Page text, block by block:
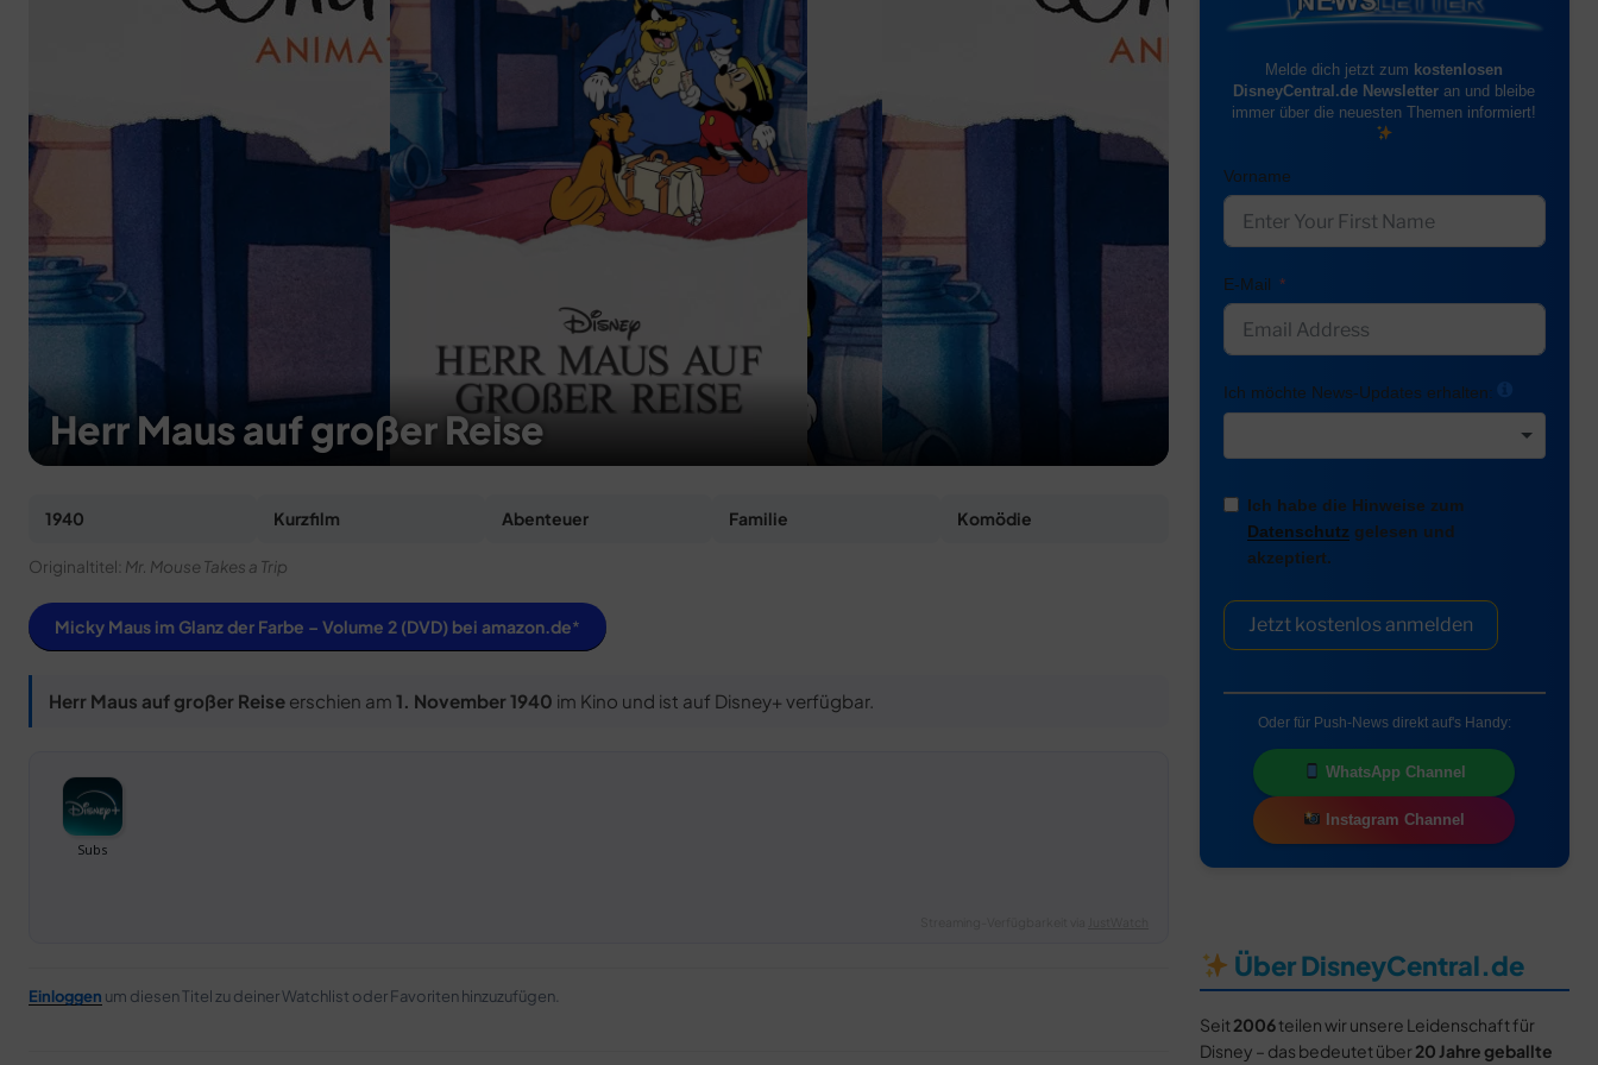
Herr Maus auf großer Reise
1940 Kurzfilm Abenteuer Familie Komödie
Originaltitel: Mr. Mouse Takes a Trip
Micky Maus im Glanz der Farbe – Volume 2 (DVD) bei amazon.de
Herr Maus auf großer Reise erschien am 1. November 1940 im Kino und ist auf Disney+ verfügbar.
Einloggen um diesen Titel zu deiner Watchlist oder Favoriten hinzuzufügen.
Melde dich jetzt zum kostenlosen
DisneyCentral.de Newsletter an und bleibe
immer über die neuesten Themen informiert!
Vorname
E-Mail
Ich möchte News-Updates erhalten:
Ich habe die Hinweise zum
Datenschutz gelesen und
akzeptiert.
Jetzt kostenlos anmelden
Oder für Push-News direkt auf's Handy:
WhatsApp Channel
Instagram Channel
Über DisneyCentral.de
Seit 2006teilen wir unsere Leidenschaft für
Disney – das bedeutet über 20 Jahre geballte